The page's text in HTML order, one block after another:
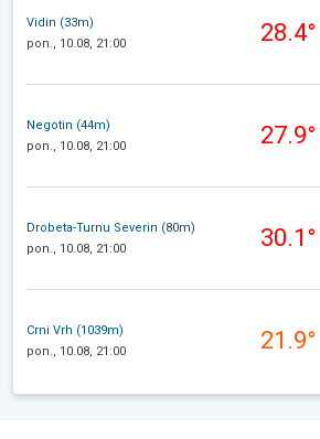
Vidin (33m)
pon., 10.08, 21:00
28.4°
Negotin (44m)
pon., 10.08, 21:00
27.9°
Drobeta-Turnu Severin (80m)
pon., 10.08, 21:00
30.1°
Crni Vrh (1039m)
pon., 10.08, 21:00
21.9°